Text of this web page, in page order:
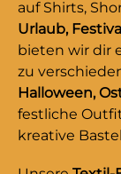
auf Shirts,
Urlaub,
bieten wir dir
zu
Halloween,
festliche
kreative